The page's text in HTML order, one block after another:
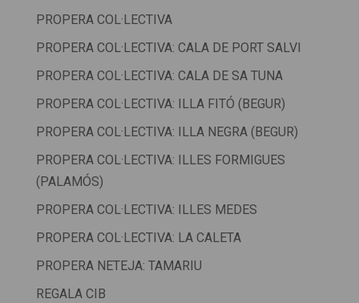
PROPERA COL·LECTIVA
PROPERA COL·LECTIVA: CALA DE PORT SALVI
PROPERA COL·LECTIVA: CALA DE SA TUNA
PROPERA COL·LECTIVA: ILLA FITÓ (BEGUR)
PROPERA COL·LECTIVA: ILLA NEGRA (BEGUR)
PROPERA COL·LECTIVA: ILLES FORMIGUES
(PALAMÓS)
PROPERA COL·LECTIVA: ILLES MEDES
PROPERA COL·LECTIVA: LA CALETA
PROPERA NETEJA: TAMARIU
REGALA CIB